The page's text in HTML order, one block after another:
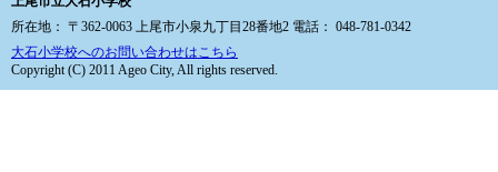
所在地： 〒362-0063 上尾市小泉九丁目28番地2 電話： 048-781-0342
大石小学校へのお問い合わせはこちら
Copyright (C) 2011 Ageo City, All rights reserved.